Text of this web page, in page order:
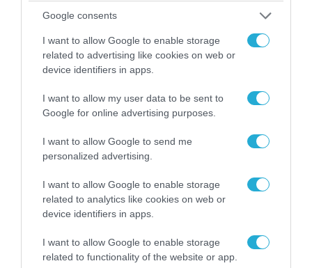
Google consents
I want to allow Google to enable storage
related to advertising like cookies on web or
device identifiers in apps.
I want to allow my user data to be sent to
Google for online advertising purposes.
I want to allow Google to send me
personalized advertising.
I want to allow Google to enable storage
related to analytics like cookies on web or
device identifiers in apps.
I want to allow Google to enable storage
related to functionality of the website or app.
09.08.2026 | 17:02
ΣΥΡΙΖΑ για υποκλοπές: «Το (παρα)κράτος της ΝΔ
έχει συνέχεια και συνέπεια»
08.08.2026 | 09:02
«Η απόλυτη τραγωδία»: Η «αιχμηρή» ανάρτηση